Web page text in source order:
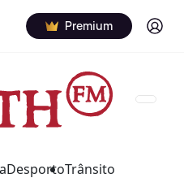
Premium Log in
DesportoTrânsito